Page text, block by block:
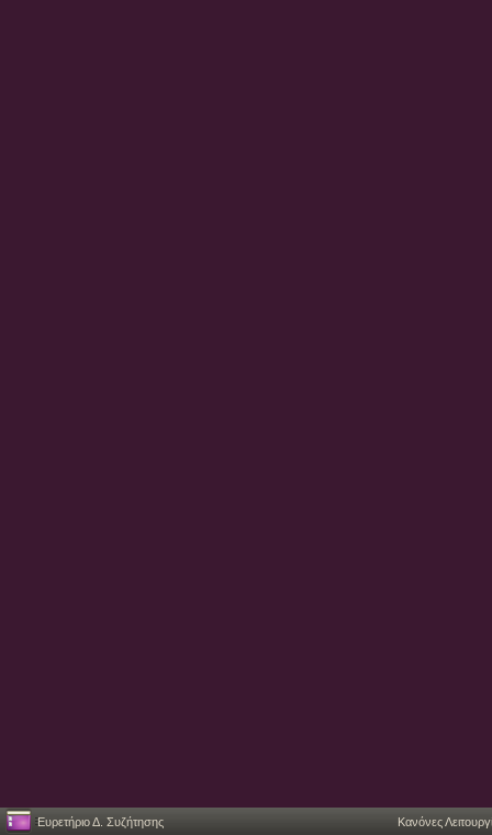
Ευρετήριο Δ. Συζήτησης Κανόνες